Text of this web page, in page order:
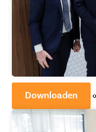
Downloaden